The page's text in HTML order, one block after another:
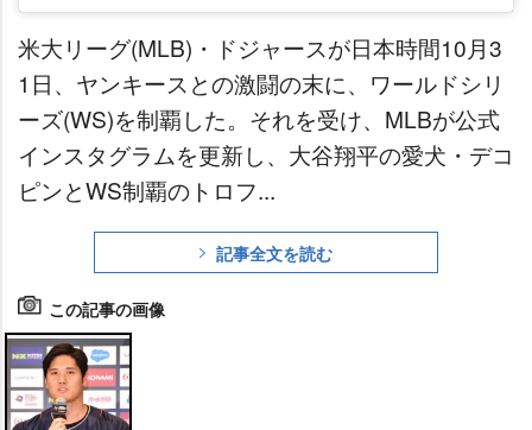
米大リーグ(MLB)・ドジャースが日本時間10月3
1日、ヤンキースとの激闘の末に、ワールドシリ
ーズ(WS)を制覇した。それを受け、MLBが公式
インスタグラムを更新し、大谷翔平の愛犬・デコ
ピンとWS制覇のトロフ...
記事全文を読む
この記事の画像